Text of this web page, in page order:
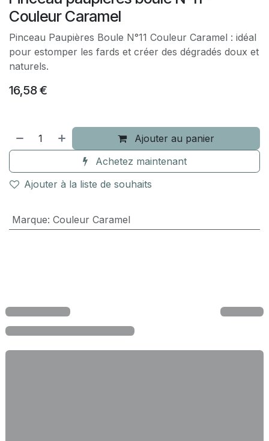
Couleur Caramel
Pinceau Paupières Boule N°11 Couleur Caramel : idéal
pour estomper les fards et créer des dégradés doux et
naturels.
16,58€
Ajouter au panier
Achetez maintenant
Ajouter à la liste de souhaits
Marque: Couleur Caramel